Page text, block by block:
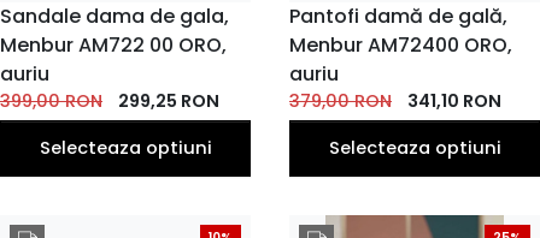
MARIME
35
EU
36
EU
37
EU
38
EU
39
EU
40
EU
Sandale dama de gala,
Menbur AM722 00 ORO,
auriu
399,00RON 299,25 RON
Selecteaza optiuni
MARIME
35
EU
36
EU
37
EU
38
EU EU
40
EU
Pantofi damă de gală,
Menbur AM72400 ORO,
auriu
379,00RON 341,10 RON
Selecteaza optiuni